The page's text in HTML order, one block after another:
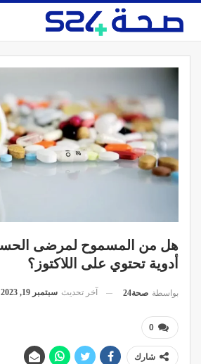
هل من المسموح لمرضى
أدوية تحتوي على اللاكتوز؟
بواسطة صحة24 آخر تحديث سبتمبر 19, 2023
0
شارك